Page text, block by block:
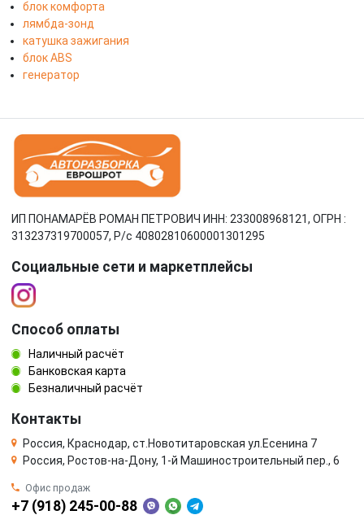
блок комфорта
лямбда-зонд
катушка зажигания
блок ABS
генератор
ИП ПОНАМАРЁВ РОМАН ПЕТРОВИЧ ИНН: 233008968121, ОГРН :
313237319700057, Р/c 40802810600001301295
Социальные сети и маркетплейсы
Способ оплаты
Наличный расчёт
Банковская карта
Безналичный расчёт
Контакты
Россия, Краснодар, ст.Новотитаровская ул.Есенина 7
Россия, Ростов-на-Дону, 1-й Машиностроительный пер., 6
Офис продаж
+7 (918) 245-00-88